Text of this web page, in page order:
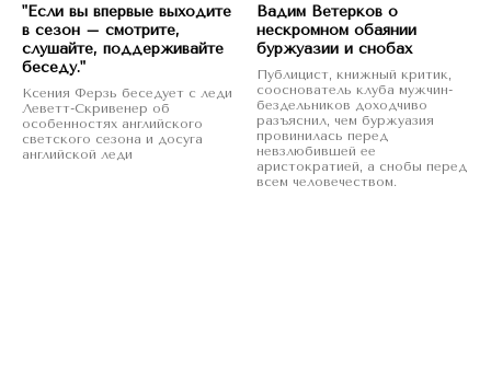
"Если вы впервые выходите
в сезон – смотрите,
слушайте, поддерживайте
беседу."
Ксения Ферзь беседует с леди
Леветт-Скривенер об
особенностях английского
светского сезона и досуга
английской леди
Вадим Ветерков о
нескромном обаянии
буржуазии и снобах
Публицист, книжный критик,
сооснователь клуба мужчин-
бездельников доходчиво
разъяснил, чем буржуазия
провинилась перед
невзлюбившей ее
аристократией, а снобы перед
всем человечеством.